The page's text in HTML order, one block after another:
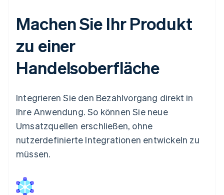
Machen Sie Ihr Produkt
zu einer
Handelsoberfläche
Integrieren Sie den Bezahlvorgang direkt in
Ihre Anwendung. So können Sie neue
Umsatzquellen erschließen, ohne
nutzerdefinierte Integrationen entwickeln zu
müssen.